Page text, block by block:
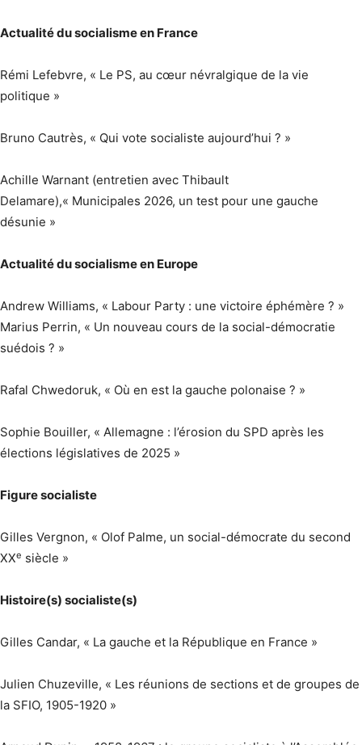
Actualité du socialisme en France
Rémi Lefebvre, « Le PS, au cœur névralgique de la vie
politique »
Bruno Cautrès, « Qui vote socialiste aujourd’hui ? »
Achille Warnant (entretien avec Thibault
Delamare),« Municipales 2026, un test pour une gauche
désunie »
Actualité du socialisme en Europe
Andrew Williams, « Labour Party : une victoire éphémère ? »
Marius Perrin, « Un nouveau cours de la social-démocratie
suédois ? »
Rafal Chwedoruk, « Où en est la gauche polonaise ? »
Sophie Bouiller, « Allemagne : l’érosion du SPD après les
élections législatives de 2025 »
Figure socialiste
Gilles Vergnon, « Olof Palme, un social-démocrate du second
XXe siècle »
Histoire(s) socialiste(s)
Gilles Candar, « La gauche et la République en France »
Julien Chuzeville, « Les réunions de sections et de groupes de
la SFIO, 1905-1920 »